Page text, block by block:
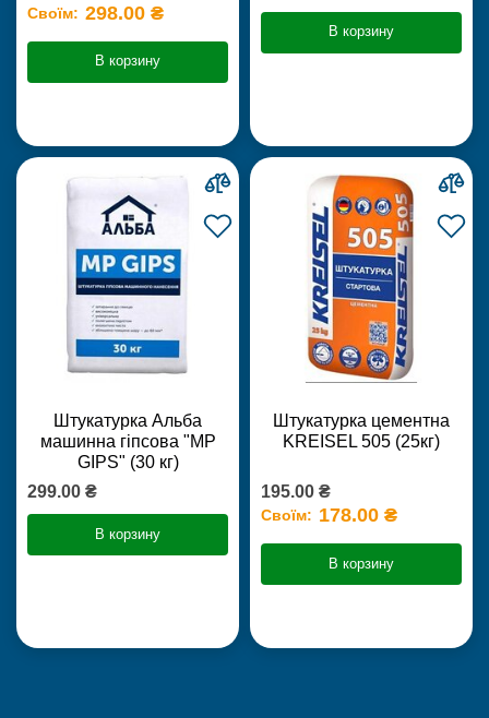
Своїм: 298.00 ₴
В корзину
В корзину
Штукатурка Альба
машинна гіпсова "MP
GIPS" (30 кг)
299.00 ₴
В корзину
Штукатурка цементна
KREISEL 505 (25кг)
195.00 ₴
Своїм: 178.00 ₴
В корзину